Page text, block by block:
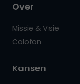
Over
Missie & Visie
Colofon
Kansen